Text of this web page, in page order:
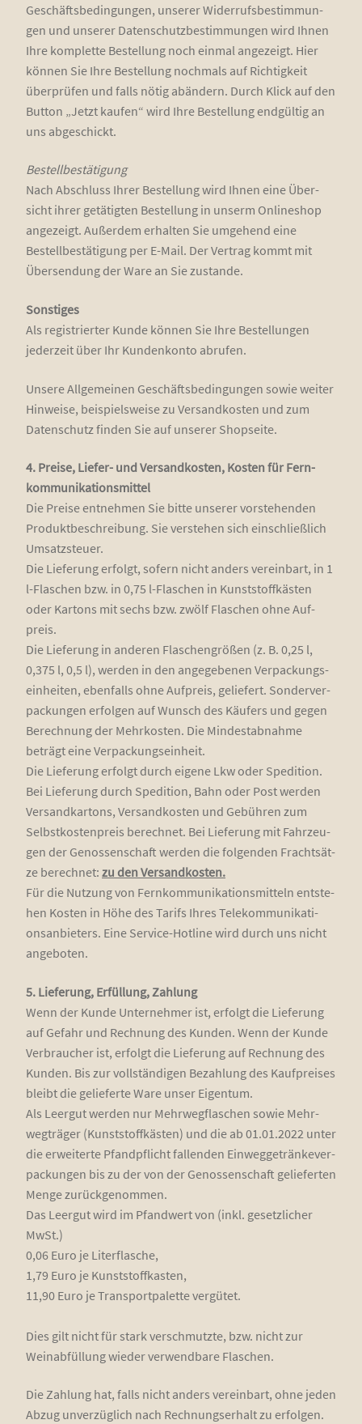
Geschäfts­be­din­gun­gen, unse­rer Wider­rufs­be­stim­mun­
gen und unse­rer Daten­schutz­be­stim­mun­gen wird Ihnen
Ihre kom­plet­te Bestel­lung noch ein­mal ange­zeigt. Hier
kön­nen Sie Ihre Bestel­lung noch­mals auf Rich­tig­keit
über­prü­fen und falls nötig abän­dern. Durch Klick auf den
But­ton „Jetzt kau­fen“ wird Ihre Bestel­lung end­gül­tig an
uns abgeschickt.
Bestell­be­stä­ti­gung
Nach Abschluss Ihrer Bestel­lung wird Ihnen eine Über­
sicht ihrer getä­tig­ten Bestel­lung in unserm Online­shop
ange­zeigt. Außer­dem erhal­ten Sie umge­hend eine
Bestell­be­stä­ti­gung per E-Mail. Der Ver­trag kommt mit
Über­sen­dung der Ware an Sie zustande.
Sons­ti­ges
Als regis­trier­ter Kun­de kön­nen Sie Ihre Bestel­lun­gen
jeder­zeit über Ihr Kun­den­kon­to abrufen.
Unse­re All­ge­mei­nen Geschäfts­be­din­gun­gen sowie wei­ter
Hin­wei­se, bei­spiels­wei­se zu Ver­sand­kos­ten und zum
Daten­schutz fin­den Sie auf unse­rer Shopseite.
4. Prei­se, Lie­fer- und Ver­sand­kos­ten, Kos­ten für Fern­
kom­mu­ni­ka­ti­ons­mit­tel
Die Prei­se ent­neh­men Sie bit­te unse­rer vor­ste­hen­den
Pro­dukt­be­schrei­bung. Sie ver­ste­hen sich ein­schließ­lich
Umsatz­steu­er.
Die Lie­fe­rung erfolgt, sofern nicht anders ver­ein­bart, in 1
l-Fla­schen bzw. in 0,75 l-Fla­schen in Kunst­stoff­käs­ten
oder Kar­tons mit sechs bzw. zwölf Fla­schen ohne Auf­
preis.
Die Lie­fe­rung in ande­ren Fla­schen­grö­ßen (z. B. 0,25 l,
0,375 l, 0,5 l), wer­den in den ange­ge­be­nen Ver­pa­ckungs­
ein­hei­ten, eben­falls ohne Auf­preis, gelie­fert. Son­der­ver­
pa­ckun­gen erfol­gen auf Wunsch des Käu­fers und gegen
Berech­nung der Mehr­kos­ten. Die Min­dest­ab­nah­me
beträgt eine Ver­pa­ckungs­ein­heit.
Die Lie­fe­rung erfolgt durch eige­ne Lkw oder Spe­di­ti­on.
Bei Lie­fe­rung durch Spe­di­ti­on, Bahn oder Post wer­den
Ver­sand­kar­tons, Ver­sand­kos­ten und Gebüh­ren zum
Selbst­kos­ten­preis berech­net. Bei Lie­fe­rung mit Fahr­zeu­
gen der Genos­sen­schaft wer­den die fol­gen­den Fracht­sät­
ze berech­net: zu den Ver­sand­kos­ten.
Für die Nut­zung von Fern­kom­mu­ni­ka­ti­ons­mit­teln ent­ste­
hen Kos­ten in Höhe des Tarifs Ihres Tele­kom­mu­ni­ka­ti­
ons­an­bie­ters. Eine Ser­vice-Hot­line wird durch uns nicht
angeboten.
5. Lie­fe­rung, Erfül­lung, Zah­lung
Wenn der Kun­de Unter­neh­mer ist, erfolgt die Lie­fe­rung
auf Gefahr und Rech­nung des Kun­den. Wenn der Kun­de
Ver­brau­cher ist, erfolgt die Lie­fe­rung auf Rech­nung des
Kun­den. Bis zur voll­stän­di­gen Bezah­lung des Kauf­prei­ses
bleibt die gelie­fer­te Ware unser Eigen­tum.
Als Leer­gut wer­den nur Mehr­weg­fla­schen sowie Mehr­
weg­trä­ger (Kunst­stoff­käs­ten) und die ab 01.01.2022 unter
die erwei­ter­te Pfand­pflicht fal­len­den Ein­weg­ge­trän­ke­ver­
pa­ckun­gen bis zu der von der Genos­sen­schaft gelie­fer­ten
Men­ge zurück­ge­nom­men.
Das Leer­gut wird im Pfand­wert von (inkl. gesetz­li­cher
MwSt.)
0,06 Euro je Liter­fla­sche,
1,79 Euro je Kunst­stoff­kas­ten,
11,90 Euro je Trans­port­pa­let­te ver­gü­tet.
Dies gilt nicht für stark ver­schmutz­te, bzw. nicht zur
Wein­ab­fül­lung wie­der ver­wend­ba­re Flaschen.
Die Zah­lung hat, falls nicht anders ver­ein­bart, ohne jeden
Abzug unver­züg­lich nach Rech­nungs­er­halt zu erfol­gen.